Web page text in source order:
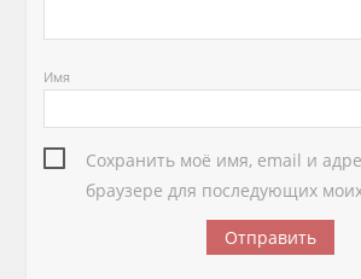
Имя
Сохранить моё имя, email и
браузере для последующих